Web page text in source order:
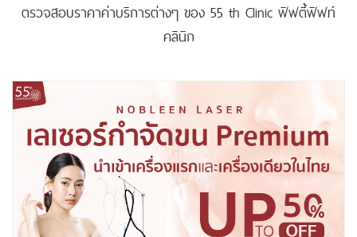
ตรวจสอบราคาค่าบริการต่างๆ ของ 55 th Clinic ฟิฟตี้ฟิฟท์
คลินิก